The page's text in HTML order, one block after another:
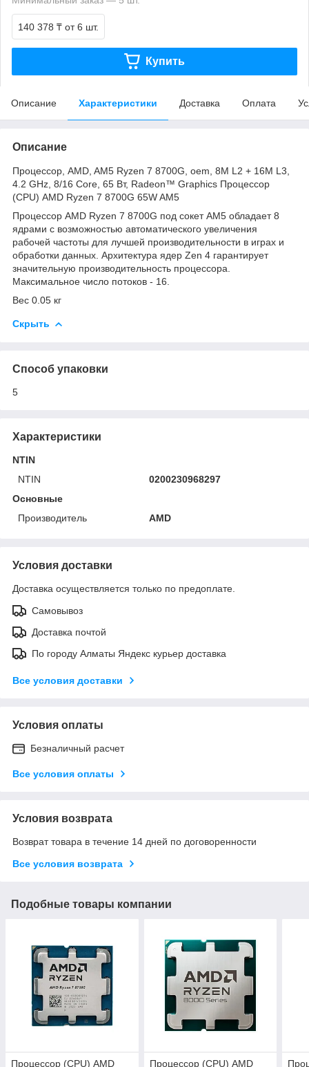
140 378 ₸ от 6 шт.
Купить
Описание Характеристики Доставка Оплата
Описание
Процессор, AMD, AM5 Ryzen 7 8700G, oem, 8M L2 + 16M L3,
4.2 GHz, 8/16 Core, 65 Вт, Radeon™ Graphics Процессор
(CPU) AMD Ryzen 7 8700G 65W AM5
Процессор AMD Ryzen 7 8700G под сокет AM5 обладает 8
ядрами с возможностью автоматического увеличения
рабочей частоты для лучшей производительности в играх и
обработки данных. Архитектура ядер Zen 4 гарантирует
значительную производительность процессора.
Максимальное число потоков - 16.
Вес 0.05 кг
Скрыть
Способ упаковки
5
Характеристики
NTIN
NTIN
0200230968297
Основные
Производитель
AMD
Условия доставки
Доставка осуществляется только по предоплате.
Самовывоз
Доставка почтой
По городу Алматы Яндекс курьер доставка
Все условия доставки
Условия оплаты
Безналичный расчет
Все условия оплаты
Условия возврата
Возврат товара в течение 14 дней по договоренности
Все условия возврата
Подобные товары компании
Процессор (CPU) AMD Процессор (CPU) AMD